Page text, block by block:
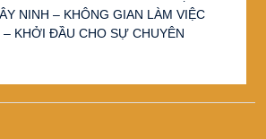
NINH – KHÔNG GIAN LÀM VIỆC
KHỞI ĐẦU CHO SỰ CHUYÊN